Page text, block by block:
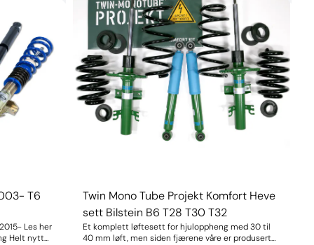
T6
her
Twin Mono Tube Projekt Komfort Heve
sett Bilstein B6 T28 T30 T32
Et komplett løftesett for hjuloppheng med 30 til
40 mm løft, men siden fjærene våre er produsert